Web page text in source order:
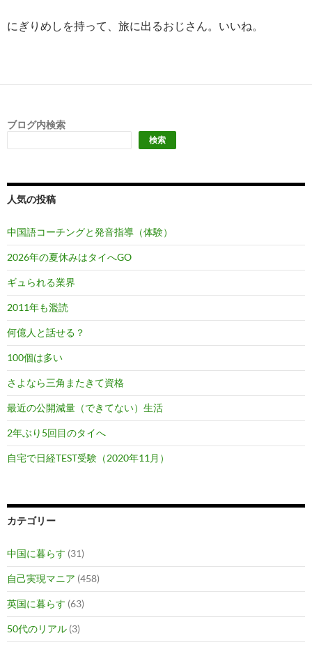
にぎりめしを持って、旅に出るおじさん。いいね。
ブログ内検索
検索
人気の投稿
中国語コーチングと発音指導（体験）
2026年の夏休みはタイへGO
ギュられる業界
2011年も濫読
何億人と話せる？
100個は多い
さよなら三角またきて資格
最近の公開減量（できてない）生活
2年ぶり5回目のタイへ
自宅で日経TEST受験（2020年11月）
カテゴリー
中国に暮らす (31)
自己実現マニア (458)
英国に暮らす (63)
50代のリアル (3)